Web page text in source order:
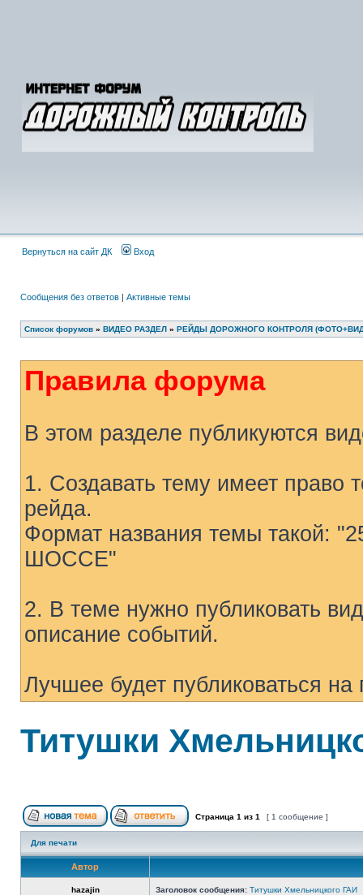
Вернуться на сайт ДК Вход
Сообщения без ответов | Активные темы
Список форумов » ВИДЕО РАЗДЕЛ » РЕЙДЫ ДОРОЖНОГО КОНТРОЛЯ
Правила форума
В этом разделе публикуются
1. Создавать тему имеет право
рейда.
Формат названия темы
ШОССЕ"
2. В теме нужно публиковать
описание событий.
Лучшее будет публиковаться на
Титушки
Страница 1 из 1 [ 1 сообщение ]
Для печати
Автор
hazajin Заголовок сообщения: Титушки Хмельницкого ГАИ